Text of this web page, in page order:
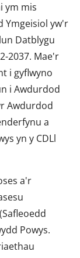
ym mis
Ymgeisiol yw'r
Datblygu
2037. Mae'r
i gyflwyno
i Awdurdod
Awdurdod
a
yn y CDLl
a'r
Powys.